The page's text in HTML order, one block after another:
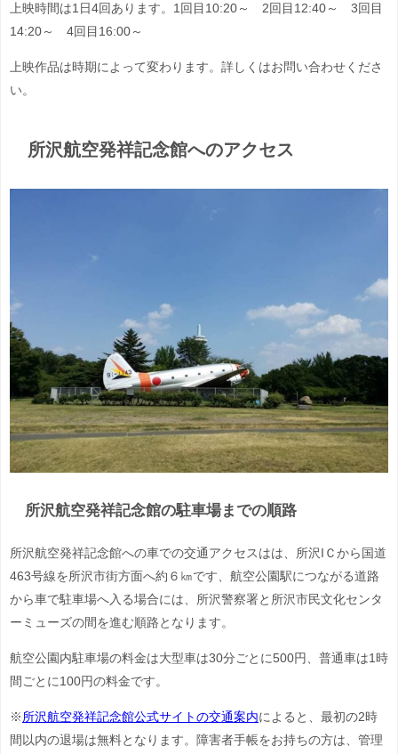
上映時間は1日4回あります。1回目10:20～ 2回目12:40～ 3回目
14:20～ 4回目16:00～
上映作品は時期によって変わります。詳しくはお問い合わせくださ
い。
所沢航空発祥記念館へのアクセス
所沢航空発祥記念館の駐車場までの順路
所沢航空発祥記念館への車での交通アクセスはは、所沢IＣから国道
463号線を所沢市街方面へ約６㎞です、航空公園駅につながる道路
から車で駐車場へ入る場合には、所沢警察署と所沢市民文化センタ
ーミューズの間を進む順路となります。
航空公園内駐車場の料金は大型車は30分ごとに500円、普通車は1時
間ごとに100円の料金です。
※ 所沢航空発祥記念館公式サイトの交通案内によると、最初の2時
間以内の退場は無料となります。障害者手帳をお持ちの方は、管理